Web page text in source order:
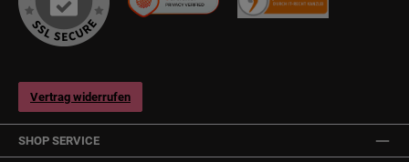
Vertrag widerrufen
SHOP SERVICE